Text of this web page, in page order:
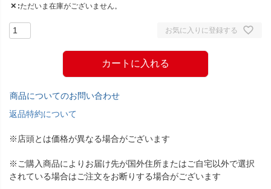
✕ ただいま在庫がございません。
お気に入りに登録する
カートに入れる
商品についてのお問い合わせ
返品特約について
※店頭とは価格が異なる場合がございます
※ご購入商品によりお届け先が国外住所またはご自宅以外で選択
されている場合はご注文をお断りする場合がございます